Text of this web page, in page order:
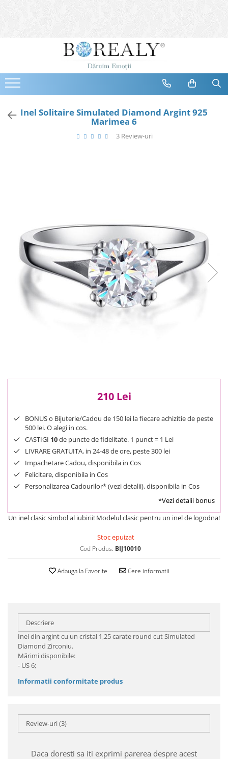
Bijuterii
Cercei
Bratari
Coliere
Reduceri
Cele mai noi
Cele mai vandute
Cele mai votate
Cu video
1000 Lei +
Inel Solitaire Simulated Diamond Argint 925
Marimea 6
3 Review-uri
210 Lei
BONUS o Bijuterie/Cadou de 150 lei la fiecare achizitie de peste
500 lei. O alegi in cos.
CASTIGI 10de puncte de fidelitate. 1 punct = 1 Lei
LIVRARE GRATUITA, in 24-48 de ore, peste 300 lei
Impachetare Cadou, disponibila in Cos
Felicitare, disponibila in Cos
Personalizarea Cadourilor* (vezi detalii), disponibila in Cos
*Vezi detalii bonus
Un inel clasic simbol al iubirii! Modelul clasic pentru un inel de logodna!
Stoc epuizat
Cod Produs: BIJ10010
Adauga la Favorite Cere informatii
Descriere
Inel din argint cu un cristal 1,25 carate round cut Simulated
Diamond Zirconiu.
Mărimi disponibile:
- US 6;
Informatii conformitate produs
Review-uri(3)
Daca doresti sa iti exprimi parerea despre acest